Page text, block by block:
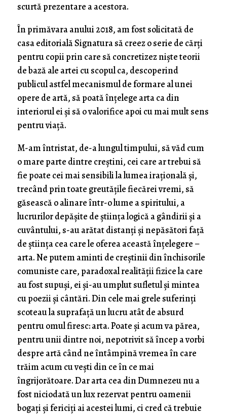
scurtă prezentare a acestora.
În primăvara anului 2018, am fost solicitată de
casa editorială Signatura să creez o serie de cărți
pentru copii prin care să concretizez niște teorii
de bază ale artei cu scopul ca, descoperind
publicul astfel mecanismul de formare al unei
opere de artă, să poată înțelege arta ca din
interiorul ei și să o valorifice apoi cu mai mult sens
pentru viață.
M-am întristat, de-a lungul timpului, să văd cum
o mare parte dintre creștini, cei care ar trebui să
fie poate cei mai sensibili la lumea irațională și,
trecând prin toate greutățile fiecărei vremi, să
găsească o alinare într-o lume a spiritului, a
lucrurilor depășite de știința logică a gândirii și a
cuvântului, s-au arătat distanți și nepăsători față
de știința cea care le oferea această înțelegere –
arta. Ne putem aminti de creștinii din închisorile
comuniste care, paradoxal realității fizice la care
au fost supuși, ei și-au umplut sufletul și mintea
cu poezii și cântări. Din cele mai grele suferinți
scoteau la suprafață un lucru atât de absurd
pentru omul firesc: arta. Poate și acum va părea,
pentru unii dintre noi, nepotrivit să încep a vorbi
despre artă când ne întâmpină vremea în care
trăim acum cu vești din ce în ce mai
îngrijorătoare. Dar arta cea din Dumnezeu nu a
fost niciodată un lux rezervat pentru oamenii
bogați și fericiți ai acestei lumi, ci cred că trebuie